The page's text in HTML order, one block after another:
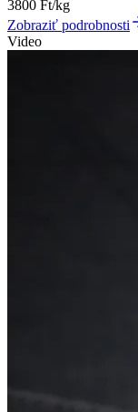
3800 Ft/kg
Zobraziť podrobnosti
Video